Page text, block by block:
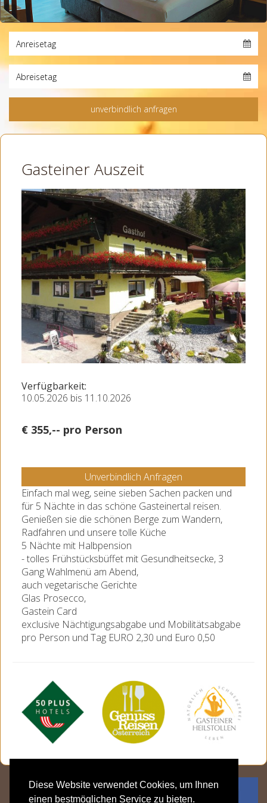
Diese Website verwendet Cookies, um Ihnen
einen bestmöglichen Service zu bieten.
Gasteiner Auszeit
Verfügbarkeit:
10.05.2026 bis 11.10.2026
€ 355,-- pro Person
Unverbindlich Anfragen
Einfach mal weg, seine sieben Sachen packen und
für 5 Nächte in das schöne Gasteinertal reisen.
Genießen sie die schönen Berge zum Wandern,
Radfahren und unsere tolle Küche
5 Nächte mit Halbpension
- tolles Frühstücksbüffet mit Gesundheitsecke, 3
Gang Wahlmenü am Abend,
auch vegetarische Gerichte
Glas Prosecco,
Gastein Card
exclusive Nächtigungsabgabe und Mobilitätsabgabe
pro Person und Tag EURO 2,30 und Euro 0,50